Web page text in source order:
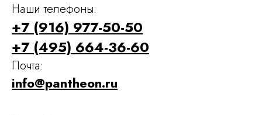
Наши телефоны:
+7 (916) 977-50-50
+7 (495) 664-36-60
Почта:
info@pantheon.ru